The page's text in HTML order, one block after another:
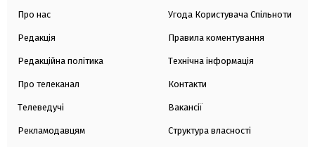
Про нас
Редакція
Редакційна політика
Про телеканал
Телеведучі
Рекламодавцям
Угода Користувача Спільноти
Правила коментування
Технічна інформація
Контакти
Вакансії
Структура власності